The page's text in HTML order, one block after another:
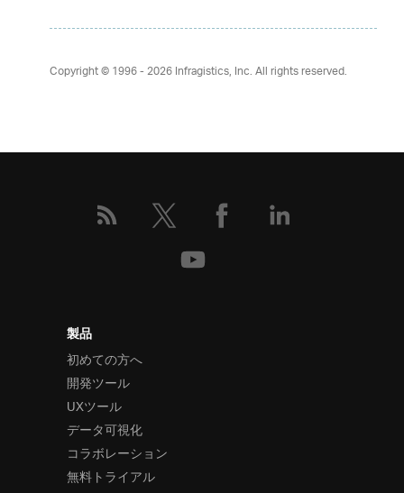
Copyright © 1996 - 2026Infragistics, Inc. All rights reserved.
製品
初めての方へ
開発ツール
UXツール
データ可視化
コラボレーション
無料トライアル